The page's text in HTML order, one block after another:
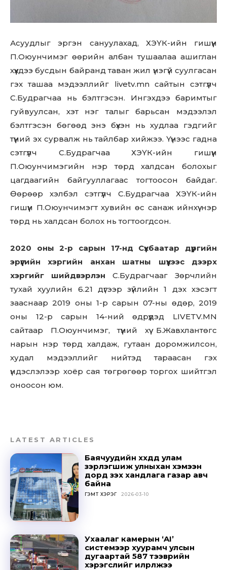
out!
Sing up for our newsletter
to stay in the loop.
SUBSCRIBE
Асуудлыг эргэн сануулахад, ХЭҮК-ийн гишүүн
П.Оюунчимэг өөрийн албан тушаалаа ашиглан
хүүхдээ бусдын байранд таван жил үнэгүй суулгасан
гэх ташаа мэдээллийг livetv.mn сайтын сэтгүүлч
С.Будрагчаа нь бэлтгэсэн. Ингэхдээ баримтыг
гуйвуулсан, хэт нэг талыг барьсан мэдээлэл
бэлтгэсэн бөгөөд энэ бүхэн нь худлаа гэдгийг
түүний эх сурвалж нь тайлбар хийжээ. Үүнээс гадна
сэтгүүлч С.Будрагчаа ХЭҮК-ийн гишүүн
П.Оюунчимэгийн нэр төрд халдсан болохыг
цагдаагийн байгууллагаас тогтоосон байдаг.
Өөрөөр хэлбэл сэтгүүлч С.Будрагчаа ХЭҮК-ийн
гишүүн П.Оюунчимэгт хувийн өс санаж ийнхүү нэр
төрд нь халдсан болох нь тогтоогдсон.
2020 оны 2-р сарын 17-нд Сүхбаатар дүүргийн
эрүүгийн хэргийн анхан шатны шүүхээс дээрх
хэргийг шийдвэрлэн С.Будрагчааг Зөрчлийн
тухай хуулийн 6.21 дүгээр зүйлийн 1 дэх хэсэгт
зааснаар 2019 оны 1-р сарын 07-ны өдөр, 2019
оны 12-р сарын 14-ний өдрүүдэд LIVETV.MN
сайтаар П.Оюунчимэг, түүний хүү Б.Жавхлантөгс
нарын нэр төрд халдаж, гутаан доромжилсон,
худал мэдээллийг нийтэд тараасан гэх
үндэслэлээр хоёр сая төгрөгөөр торгох шийтгэл
оноосон юм.
LATEST ARTICLES
Баячуудийн хүүхдүүд улам
зэрлэгшиж улныхан хэмээн
дорд үзэх хандлага газар авч
байна
ГЭМТ ХЭРЭГ 2026-03-10
Ухаалаг камерын ‘AI’
системээр хуурамч улсын
дугаартай 587 тээврийн
хэрэгслийг илрүүлжээ